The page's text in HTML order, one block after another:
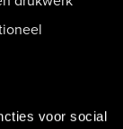
voor social